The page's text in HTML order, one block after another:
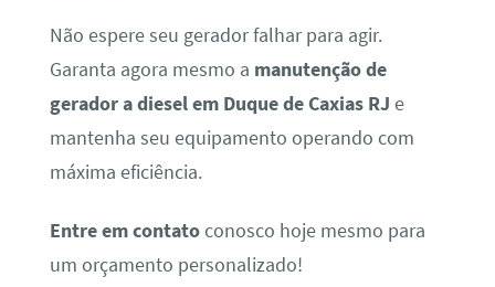
Não espere seu gerador falhar para agir.
Garanta agora mesmo a manutenção de
gerador a diesel em Duque de Caxias RJ e
mantenha seu equipamento operando com
máxima eficiência.
Entre em contatoconosco hoje mesmo para
um orçamento personalizado!